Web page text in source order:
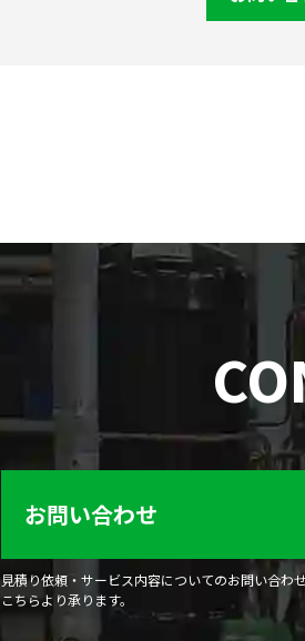
お問い合わせ
見積り依頼・サービス内容についてのお問い合わ
こちらより承ります。